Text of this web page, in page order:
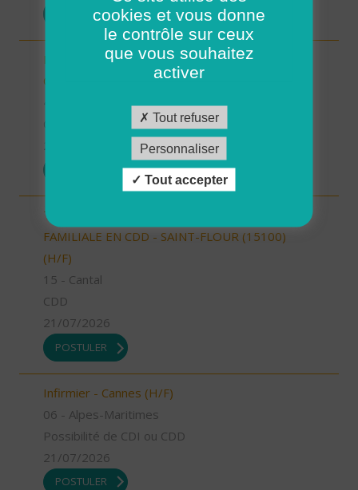
POSTULER
Responsable de secteur sur Noyers sur Cher -
CDD 2 mois Temps Plein (H/F)
41 - Loir-et-Cher
TECHNICIEN DE L'INTERVENTION SOCIALE ET
FAMILIALE EN CDD - SAINT-FLOUR (15100)
(H/F)
15 - Cantal
CDD
21/07/2026
POSTULER
Infirmier - Cannes (H/F)
06 - Alpes-Maritimes
Possibilité de CDI ou CDD
21/07/2026
POSTULER
cookies et vous donne
le contrôle sur ceux
que vous souhaitez
activer
Tout refuser
Personnaliser
Tout accepter